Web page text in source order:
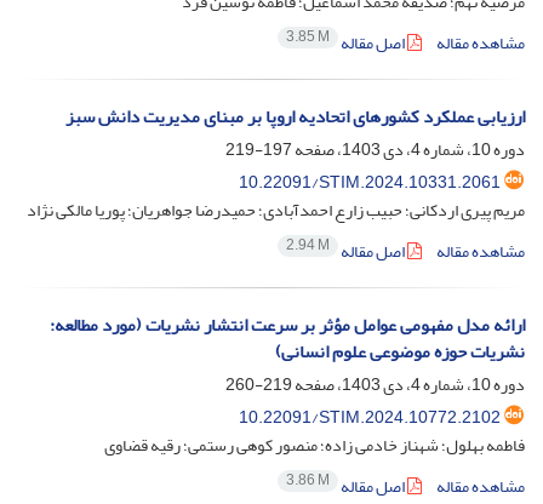
مشاهده مقاله
اصل مقاله 3.85 M
ارزیابی عملکرد کشورهای اتحادیه اروپا بر مبنای مدیریت دانش سبز
دوره 10، شماره 4، دی 1403، صفحه
197-219
10.22091/STIM.2024.10331.2061
مریم پیری اردکانی؛ حبیب زارع احمدآبادی؛ حمیدرضا جواهریان؛ پوریا مالکی نژاد
مشاهده مقاله
اصل مقاله 2.94 M
ارائه مدل مفهومی عوامل مؤثر بر سرعت انتشار نشریات (مورد مطالعه:
نشریات حوزه موضوعی علوم انسانی)
دوره 10، شماره 4، دی 1403، صفحه
219-260
10.22091/STIM.2024.10772.2102
فاطمه بهلول؛ شهناز خادمی زاده؛ منصور کوهی رستمی؛ رقیه قضاوی
مشاهده مقاله
اصل مقاله 3.86 M